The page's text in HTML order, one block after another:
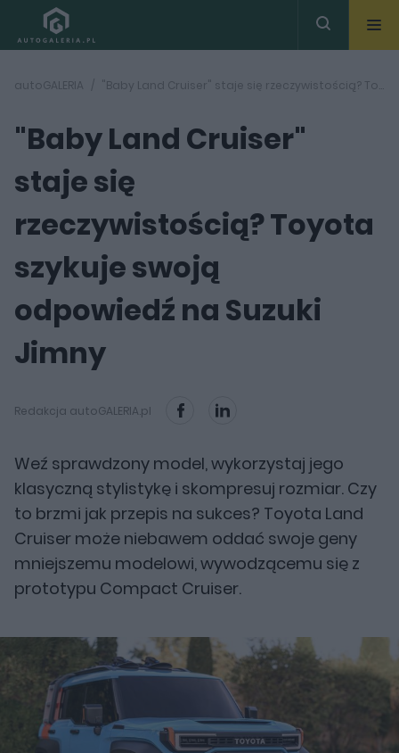
autoGALERIA "Baby Land Cruiser" staje się rzeczywistością? Toyota szykuje swoją odpowiedź na Suzuki Jimny
"Baby Land Cruiser"
staje się
rzeczywistością? Toyota
szykuje swoją
odpowiedź na Suzuki
Jimny
Redakcja autoGALERIA.pl
Weź sprawdzony model, wykorzystaj jego
klasyczną stylistykę i skompresuj rozmiar. Czy
to brzmi jak przepis na sukces? Toyota Land
Cruiser może niebawem oddać swoje geny
mniejszemu modelowi, wywodzącemu się z
prototypu Compact Cruiser.